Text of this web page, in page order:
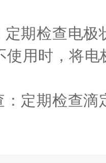
定期检查电极
使用时，将
：定期检查滴